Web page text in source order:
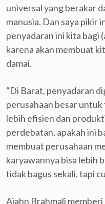
universal yang berakar
manusia. Dan saya pikir
penyadaran ini kita bagi
karena akan membuat
damai.
“Di Barat, penyadaran
perusahaan besar untuk
lebih efisien dan
perdebatan, apakah ini
membuat perusahaan
karyawannya bisa lebih
tidak bagus sekali, tapi
Ajahn Brahmali